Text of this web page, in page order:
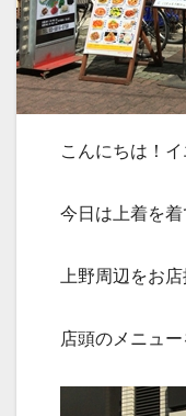
こんにちは！
今日は上着を
上野周辺をお
店頭のメニュー